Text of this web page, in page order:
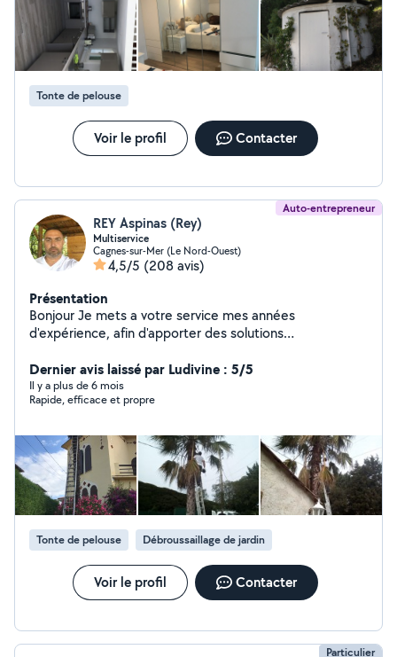
Tonte de pelouse
Voir le profil Contacter
Auto-entrepreneur
REY Aspinas (Rey)
Multiservice
Cagnes-sur-Mer (Le Nord-Ouest)
4,5/5 (208 avis)
Présentation
Bonjour Je mets a votre service mes années
d'expérience, afin d'apporter des solutions
Déplacement et devis gratuit Pour plus de
renseignement nous contacter
Dernier avis laissé par Ludivine : 5/5
Il y a plus de 6 mois
Rapide, efficace et propre
Tonte de pelouse Débroussaillage de jardin
Voir le profil Contacter
Particulier